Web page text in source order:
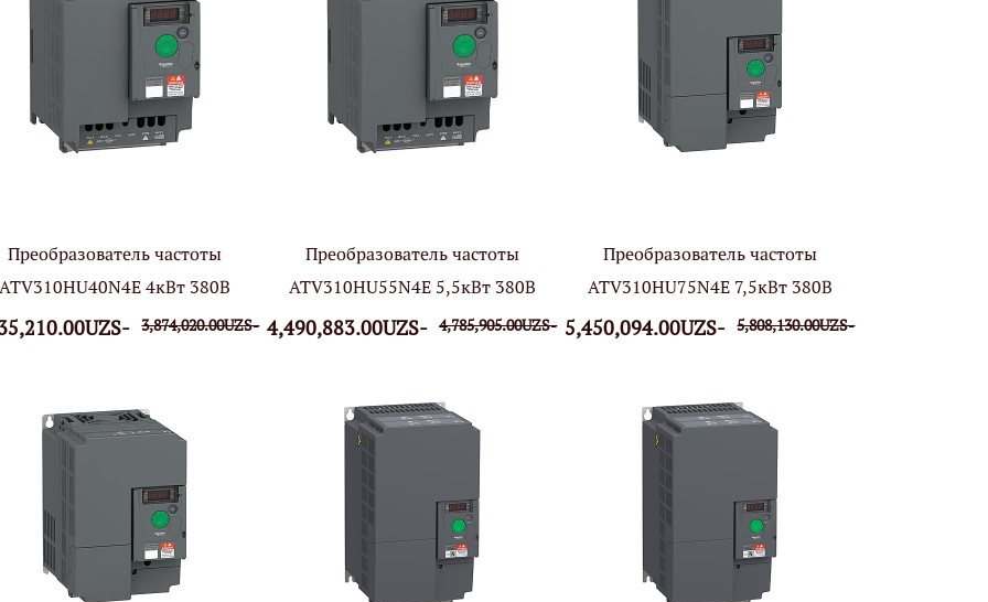
Преобразователь частоты
4кВт 380В
3,874,020.00UZS-
Преобразователь частоты
ATV310HU55N4E 5,5кВт 380В
4,490,883.00UZS- 4,785,905.00UZS-
Преобразователь частоты
ATV310HU75N4E 7,5кВт 380В
5,450,094.00UZS- 5,808,130.00UZS-